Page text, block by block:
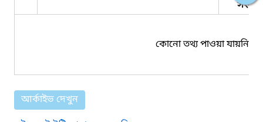
কোনো তথ্য পাওয়া যায়নি।
আর্কাইভ দেখুন